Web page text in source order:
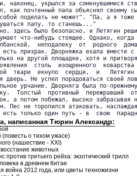
наконец, укрылся за сомкнувшимися
как почтенный папа объяснял своему
поделать не может". "Па, а я
папу, то станешь..."
здесь было безопасно, и Летягин
что-нибудь стоящее. Однако, когда
неподалеку  от  родного
есть призрак. Дворняжка ехала вместе
на другой площадке, хотя и
столь  изощренного
твари  екнуло  сердце,  и
дверь. Не успел порадоваться своей
урчание. Дворняга была по-
Толстый  противный  пережравший
а потом побежал, высоко
Пес не торопился атаковать,
есть только один путь - в  свою
написанная Тюрин Александр:
(повесть о тихом ужасе)
(нашествие - XXI)
животных
против третьего рейха: экзотический трилл
в древнем Китае
война 2012 года, или цветы техножизни